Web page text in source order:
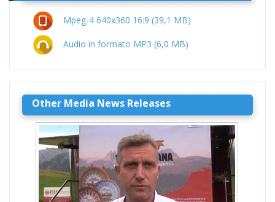
Mpeg-4 640x360 16:9 (39,1 MB)
Audio in formato MP3 (6,0 MB)
Other Media News Releases